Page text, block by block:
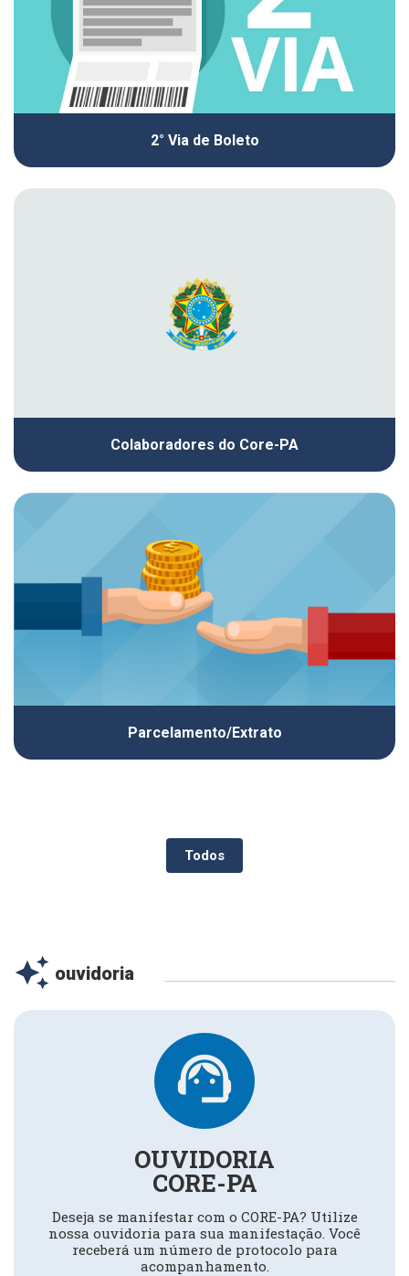
2° Via de Boleto
Colaboradores do Core-PA
Parcelamento/Extrato
Todos
auto_awesome ouvidoria
support_agent
OUVIDORIA
CORE-PA
Deseja se manifestar com o CORE-PA? Utilize
nossa ouvidoria para sua manifestação. Você
receberá um número de protocolo para
acompanhamento.